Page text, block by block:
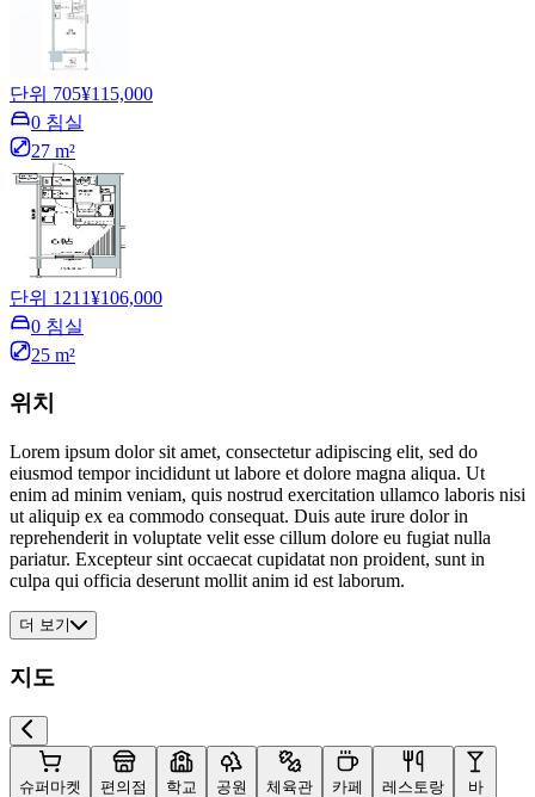
단위 705¥115,000
0 침실
27 m²
단위 1211¥106,000
0 침실
25 m²
위치
Lorem ipsum dolor sit amet, consectetur adipiscing elit, sed do
eiusmod tempor incididunt ut labore et dolore magna aliqua. Ut
enim ad minim veniam, quis nostrud exercitation ullamco laboris nisi
ut aliquip ex ea commodo consequat. Duis aute irure dolor in
reprehenderit in voluptate velit esse cillum dolore eu fugiat nulla
pariatur. Excepteur sint occaecat cupidatat non proident, sunt in
culpa qui officia deserunt mollit anim id est laborum.
더 보기
지도
슈퍼마켓 편의점 학교 공원 체육관 카페 레스토랑 바